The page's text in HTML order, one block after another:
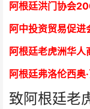
阿根廷洪门协会2
阿中投资贸易促进
阿根廷老虎洲华人
阿根廷弗洛伦西奥
致阿根廷老